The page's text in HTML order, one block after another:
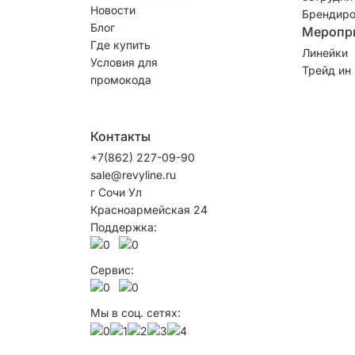
Новости
Блог
Где купить
Условия для
промокода
Линейки
Трейд ин
Контакты
+7(862) 227-09-90
sale@revyline.ru
г Сочи Ул
Красноармейская 24
Поддержка:
Сервис:
Мы в соц. сетях: